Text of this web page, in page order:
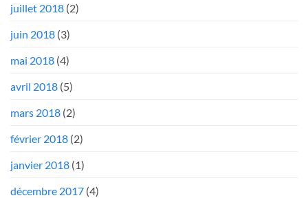
juillet 2018 (2)
juin 2018 (3)
mai 2018 (4)
avril 2018 (5)
mars 2018 (2)
février 2018 (2)
janvier 2018 (1)
décembre 2017 (4)